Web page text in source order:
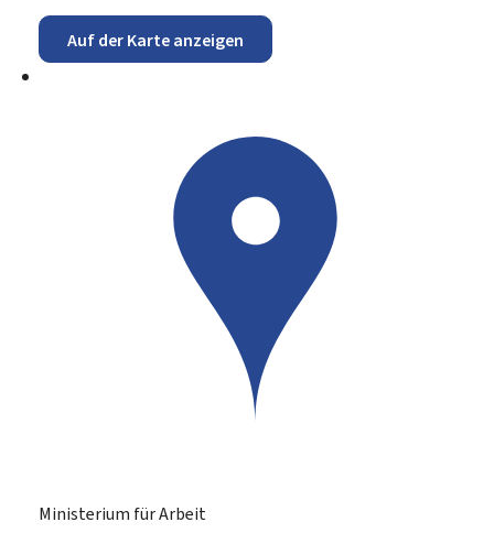
Auf der Karte anzeigen
Ministerium für Arbeit